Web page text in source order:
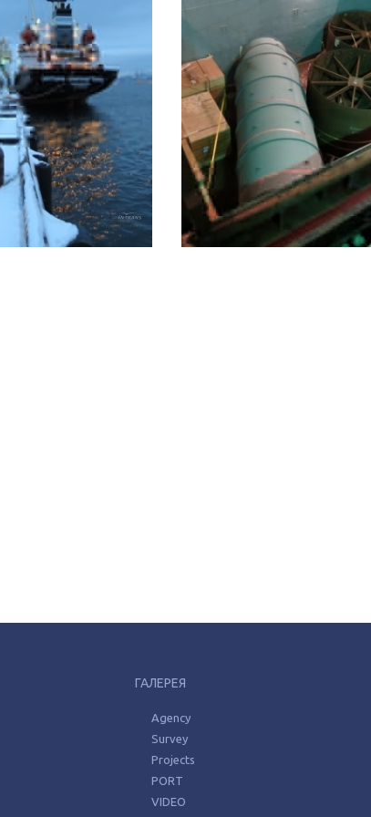
ГАЛЕРЕЯ
Agency
Survey
Projects
PORT
VIDEO